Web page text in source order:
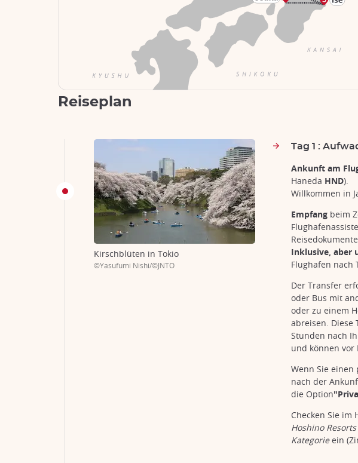
Reiseplan
Tag 1 :
Kirschblüten in Tokio
©Yasufumi Nishi/©JNTO
Ankunft am
Haneda HND).
Willkommen in
Empfang beim
Inklusive, aber
Flughafen nach
Der Transfer
oder Bus mit
oder zu einem
abreisen. Diese
Stunden nach
und können vor
Wenn Sie
nach der
die Option
Checken Sie im
Hoshino
Kategorieein